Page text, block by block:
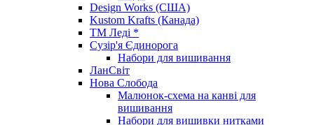
Design Works (США)
Kustom Krafts (Канада)
ТМ Леді *
Сузір'я Єдинорога
Набори для вишивання
ЛанСвіт
Нова Слобода
Малюнок-схема на канві для
вишивання
Набори для вишивки нитками